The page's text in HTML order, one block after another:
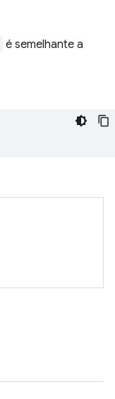
é semelhante a